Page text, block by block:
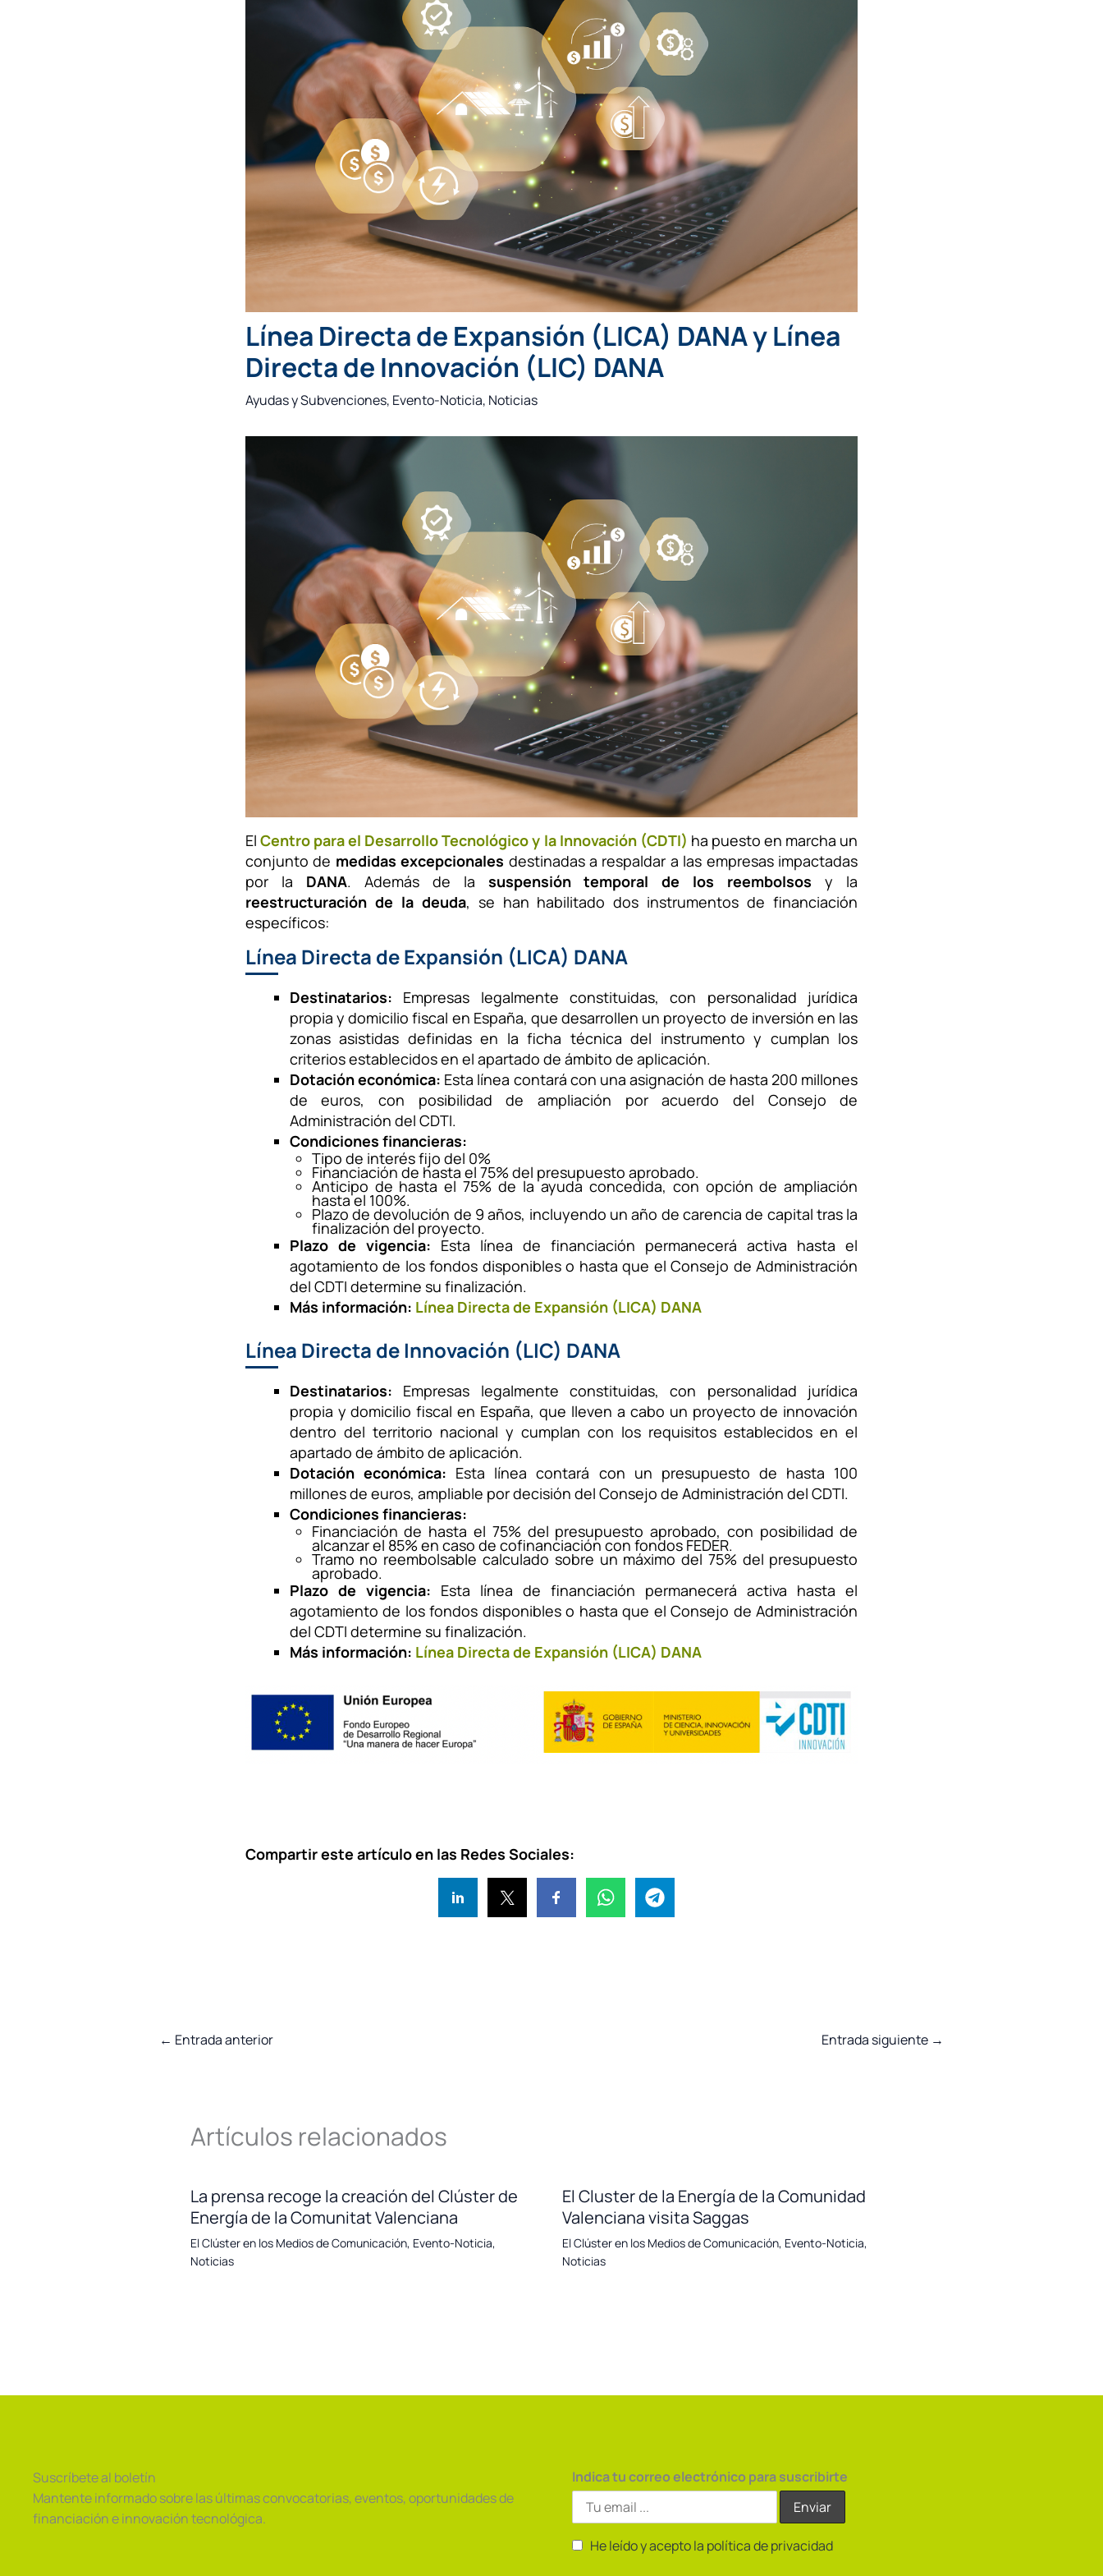
Línea Directa de Expansión (LICA) DANA y Línea
Directa de Innovación (LIC) DANA
Ayudas y Subvenciones, Evento-Noticia, Noticias
El Centro para el Desarrollo Tecnológico y la Innovación (CDTI) ha puesto en marcha un
conjunto de medidas excepcionales destinadas a respaldar a las empresas impactadas
por la DANA. Además de la suspensión temporal de los reembolsos y la
reestructuración de la deuda, se han habilitado dos instrumentos de financiación
específicos:
Línea Directa de Expansión (LICA) DANA
Destinatarios: Empresas legalmente constituidas, con personalidad jurídica
propia y domicilio fiscal en España, que desarrollen un proyecto de inversión en las
zonas asistidas definidas en la ficha técnica del instrumento y cumplan los
criterios establecidos en el apartado de ámbito de aplicación.
Dotación económica: Esta línea contará con una asignación de hasta 200 millones
de euros, con posibilidad de ampliación por acuerdo del Consejo de
Administración del CDTI.
Condiciones financieras:
Tipo de interés fijo del 0%
Financiación de hasta el 75% del presupuesto aprobado.
Anticipo de hasta el 75% de la ayuda concedida, con opción de ampliación
hasta el 100%.
Plazo de devolución de 9 años, incluyendo un año de carencia de capital tras la
finalización del proyecto.
Plazo de vigencia: Esta línea de financiación permanecerá activa hasta el
agotamiento de los fondos disponibles o hasta que el Consejo de Administración
del CDTI determine su finalización.
Más información: Línea Directa de Expansión (LICA) DANA
Línea Directa de Innovación (LIC) DANA
Destinatarios: Empresas legalmente constituidas, con personalidad jurídica
propia y domicilio fiscal en España, que lleven a cabo un proyecto de innovación
dentro del territorio nacional y cumplan con los requisitos establecidos en el
apartado de ámbito de aplicación.
Dotación económica: Esta línea contará con un presupuesto de hasta 100
millones de euros, ampliable por decisión del Consejo de Administración del CDTI.
Condiciones financieras:
Financiación de hasta el 75% del presupuesto aprobado, con posibilidad de
alcanzar el 85% en caso de cofinanciación con fondos FEDER.
Tramo no reembolsable calculado sobre un máximo del 75% del presupuesto
aprobado.
Plazo de vigencia: Esta línea de financiación permanecerá activa hasta el
agotamiento de los fondos disponibles o hasta que el Consejo de Administración
del CDTI determine su finalización.
Más información: Línea Directa de Expansión (LICA) DANA
Compartir este artículo en las Redes Sociales:
← Entrada anterior Entrada siguiente →
Artículos relacionados
La prensa recoge la creación del Clúster de
Energía de la Comunitat Valenciana
El Clúster en los Medios de Comunicación, Evento-Noticia,
Noticias
El Cluster de la Energía de la Comunidad
Valenciana visita Saggas
El Clúster en los Medios de Comunicación, Evento-Noticia,
Noticias
Suscríbete al boletín
Mantente informado sobre las últimas convocatorias, eventos, oportunidades de
financiación e innovación tecnológica.
Indica tu correo electrónico para suscribirte
He leído y acepto la política de privacidad